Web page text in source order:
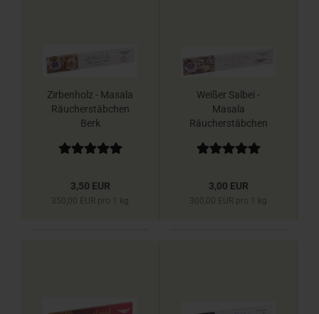
Zirbenholz - Masala
Räucherstäbchen
Berk
3,50 EUR
350,00 EUR pro 1 kg
Weißer Salbei -
Masala
Räucherstäbchen
3,00 EUR
300,00 EUR pro 1 kg